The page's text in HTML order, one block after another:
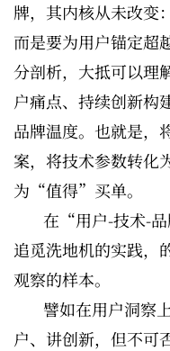
牌，其内核从未改变
而是要为用户锚定超
分剖析，大抵可以理
户痛点、持续创新构
品牌温度。也就是，
案，将技术参数转化
为“值得”买单。
在“用户-技术-品
追觅洗地机的实践，
观察的样本。
譬如在用户洞察
户、讲创新，但不可